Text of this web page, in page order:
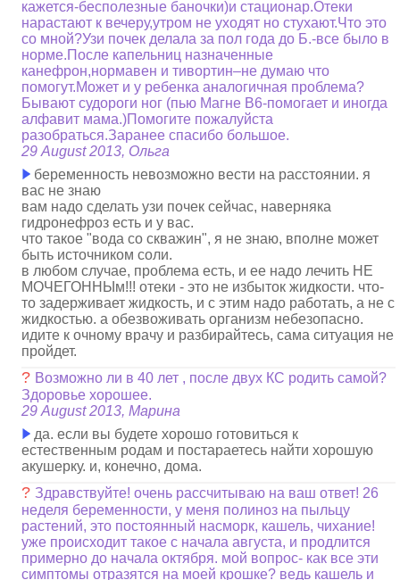
кажется-бесполезные баночки)и стационар.Отеки
нарастают к вечеру,утром не уходят но стухают.Что это
со мной?Узи почек делала за пол года до Б.-все было в
норме.После капельниц назначенные
канефрон,нормавен и тивортин–не думаю что
помогут.Может и у ребенка аналогичная проблема?
Бывают судороги ног (пью Магне В6-помогает и иногда
алфавит мама.)Помогите пожалуйста
разобраться.Заранее спасибо большое.
29 August 2013, Ольга
беременность невозможно вести на расстоянии. я
вас не знаю
вам надо сделать узи почек сейчас, наверняка
гидронефроз есть и у вас.
что такое "вода со скважин", я не знаю, вполне может
быть источником соли.
в любом случае, проблема есть, и ее надо лечить НЕ
МОЧЕГОННЫм!!! отеки - это не избыток жидкости. что-
то задерживает жидкость, и с этим надо работать, а не с
жидкостью. а обезвоживать организм небезопасно.
идите к очному врачу и разбирайтесь, сама ситуация не
пройдет.
? Возможно ли в 40 лет , после двух КС родить самой?
Здоровье хорошее.
29 August 2013, Марина
да. если вы будете хорошо готовиться к
естественным родам и постараетесь найти хорошую
акушерку. и, конечно, дома.
? Здравствуйте! очень рассчитываю на ваш ответ! 26
неделя беременности, у меня полиноз на пыльцу
растений, это постоянный насморк, кашель, чихание!
уже происходит такое с начала августа, и продлится
примерно до начала октября. мой вопрос- как все эти
симптомы отразятся на моей крошке? ведь кашель и